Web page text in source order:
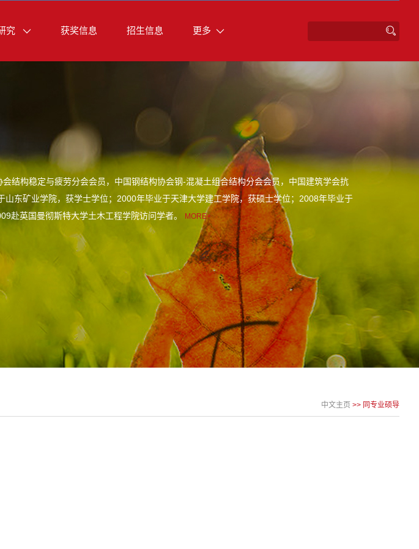
究 获奖信息 招生信息 更多
结构稳定与疲劳分会会员，中国钢结构协会钢-混凝土组合结构分会会员，中国建筑学会抗
东矿业学院，获学士学位；2000年毕业于天津大学建工学院，获硕士学位；2008年毕业于
赴英国曼彻斯特大学土木工程学院访问学者。
MORE+
中文主页 >> 同专业硕导